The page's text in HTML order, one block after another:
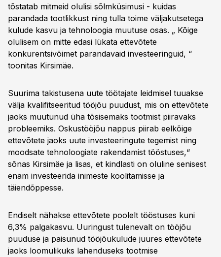
tõstatab mitmeid olulisi sõlmküsimusi - kuidas
parandada tootlikkust ning tulla toime väljakutsetega
kulude kasvu ja tehnoloogia muutuse osas. „ Kõige
olulisem on mitte edasi lükata ettevõtete
konkurentsivõimet parandavaid investeeringuid, “
toonitas Kirsimäe.
Suurima takistusena uute töötajate leidmisel tuuakse
välja kvalifitseeritud tööjõu puudust, mis on ettevõtete
jaoks muutunud üha tõsisemaks tootmist piiravaks
probleemiks. Oskustööjõu nappus piirab eelkõige
ettevõtete jaoks uute investeeringute tegemist ning
moodsate tehnoloogiate rakendamist tööstuses,“
sõnas Kirsimäe ja lisas, et kindlasti on oluline senisest
enam investeerida inimeste koolitamisse ja
täiendõppesse.
Endiselt nähakse ettevõtete poolelt tööstuses kuni
6,3% palgakasvu. Uuringust tulenevalt on tööjõu
puuduse ja paisunud tööjõukulude juures ettevõtete
jaoks loomulikuks lahenduseks tootmise